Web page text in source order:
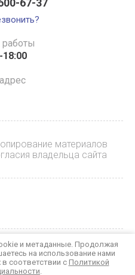
67-37
работы
18:00
материалов
владельца сайта
и метаданные. Продолжая
на использование нами
соответствии с Политикой
.